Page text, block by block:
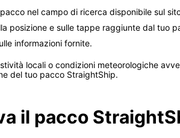
nel campo di ricerca disponibile sul
posizione e sulle tappe raggiunte dal tuo
informazioni fornite.
locali o condizioni meteorologiche
del tuo pacco StraightShip.
il pacco